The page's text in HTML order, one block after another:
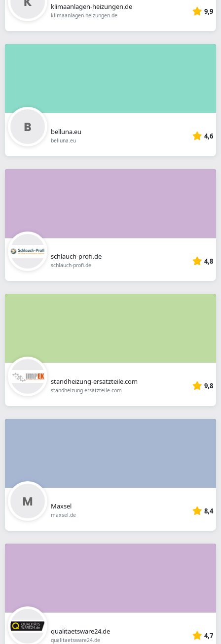
klimaanlagen-heizungen.de
klimaanlagen-heizungen.de 9,9
belluna.eu
belluna.eu 4,6
schlauch-profi.de
schlauch-profi.de 4,8
standheizung-ersatzteile.com
standheizung-ersatzteile.com 9,8
Maxsel
maxsel.de 8,4
qualitaetsware24.de
qualitaetsware24.de 4,7